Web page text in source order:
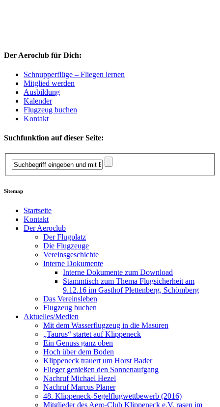
Der Aeroclub für Dich:
Schnupperflüge – Fliegen lernen
Mitglied werden
Ausbildung
Kalender
Flugzeug buchen
Kontakt
Suchfunktion auf dieser Seite:
Sitemap
Startseite
Kontakt
Der Aeroclub
Der Flugplatz
Die Flugzeuge
Vereinsgeschichte
Interne Dokumente
Interne Dokumente zum Download
Stammtisch zum Thema Flugsicherheit am
9.12.16 im Gasthof Plettenberg, Schömberg
Das Vereinsleben
Flugzeug buchen
Aktuelles/Medien
Mit dem Wasserflugzeug in die Masuren
„Taurus“ startet auf Klippeneck
Ein Genuss ganz oben
Hoch über dem Boden
Klippeneck trauert um Horst Bader
Flieger genießen den Sonnenaufgang
Nachruf Michael Hezel
Nachruf Marcus Planer
48. Klippeneck-Segelflugwettbewerb (2016)
Mitglieder des Aero-Club Klippeneck e.V. rasen im